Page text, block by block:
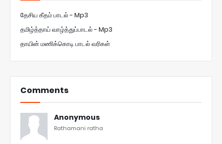
தேசிய கீதம் பாடல் - Mp3
தமிழ்த்தாய் வாழ்த்துப்பாடல் - Mp3
தாயின் மணிக்கொடி பாடல் வரிகள்
Comments
Anonymous
Rathamani ratha